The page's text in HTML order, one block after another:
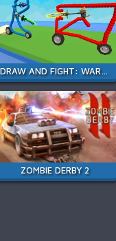
DRAW AND FIGHT: WAR MACHINES
ZOMBIE DERBY 2